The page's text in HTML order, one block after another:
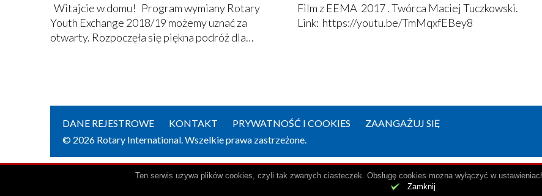
Witajcie w domu! Program wymiany Rotary
Youth Exchange 2018/19 możemy uznać za
otwarty. Rozpoczęła się piękna podróż dla…
Film z EEMA 2017 . Twórca Maciej Tuczkowski.
Link: https://youtu.be/TmMqxfEBey8
DANE REJESTROWE KONTAKT PRYWATNOŚĆ I COOKIES
ZAANGAŻUJ SIĘ
© 2026 Rotary International. Wszelkie prawa zastrzeżone.
Ten serwis używa plików cookies, czyli tak zwanych ciasteczek. Obsługę cookies można wyłączyć w
Zamknij